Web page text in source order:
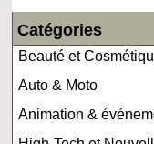
Catégories
Beauté et
Auto & Moto
Animation &